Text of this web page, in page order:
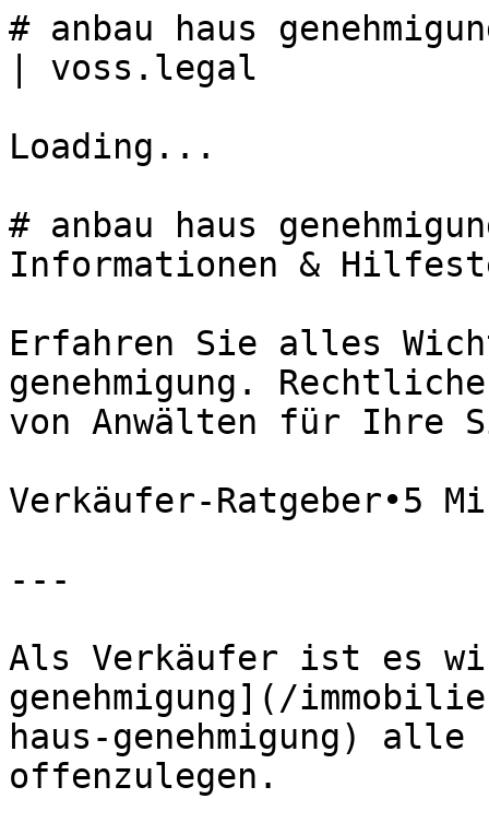
# anbau haus
| voss.legal
Loading...
# anbau haus
Informationen &
Erfahren Sie alles
genehmigung.
von Anwälten für Ihre
Verkäufer-Ratgeber•5
---
Als Verkäufer ist es
genehmigung](/
haus-genehmigung)
offenzulegen.